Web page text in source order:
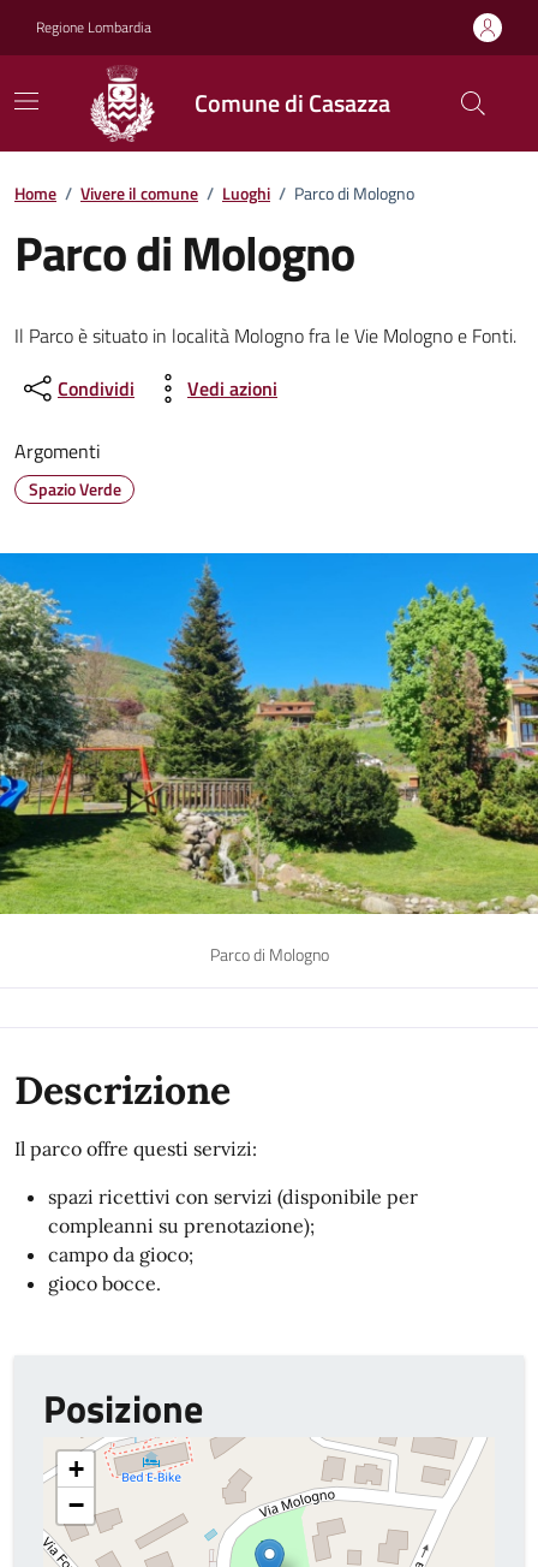
Regione Lombardia
Comune di Casazza
Home / Vivere il comune / Luoghi / Parco di Mologno
Parco di Mologno
Il Parco è situato in località Mologno fra le Vie Mologno e Fonti.
Condividi
Vedi azioni
Argomenti
Spazio Verde
Parco di Mologno
Descrizione
Il parco offre questi servizi:
spazi ricettivi con servizi (disponibile per
compleanni su prenotazione);
campo da gioco;
gioco bocce.
Posizione
+
−